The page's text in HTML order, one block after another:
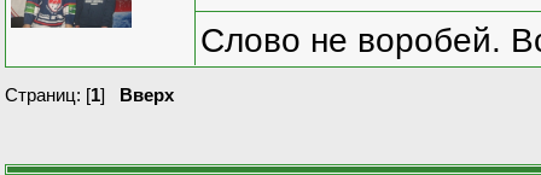
Слово не воробей.
Страниц: [1] Вверх